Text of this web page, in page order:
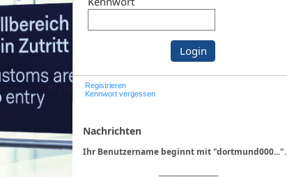
Registrieren
Kennwort vergessen
Nachrichten
Ihr Benutzername beginnt mit "dortmund000...".